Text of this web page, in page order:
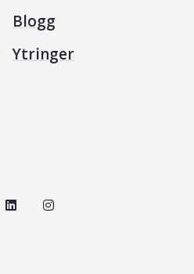
Blogg
Ytringer